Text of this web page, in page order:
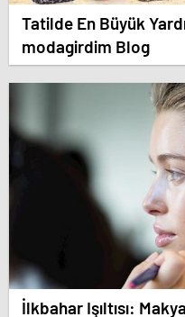
Tatilde En Büyük
modagirdim Blog
İlkbahar Işıltısı: